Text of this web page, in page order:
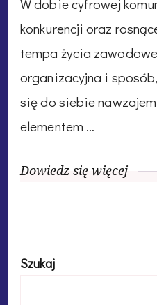
W dobie cyfrowej
konkurencji oraz
tempa życia
organizacyjna i
się do siebie
elementem …
Dowiedz się więcej
Szukaj